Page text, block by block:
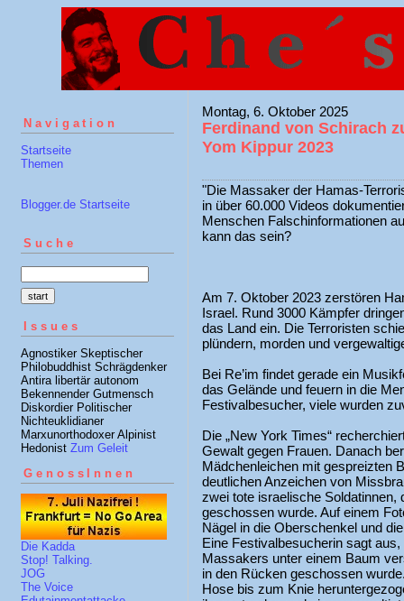
Navigation
Startseite
Themen
Blogger.de Startseite
Suche
Issues
Agnostiker Skeptischer
Philobuddhist Schrägdenker
Antira libertär autonom
Bekennender Gutmensch
Diskordier Politischer
Nichteuklidianer
Marxunorthodoxer Alpinist
Hedonist Zum Geleit
GenossInnen
Die Kadda
Stop! Talking.
JOG
The Voice
Montag, 6. Oktober 2025
Ferdinand von Schirach
Yom Kippur 2023
"Die Massaker der Hamas-
in über 60.000 Videos
Menschen Falschinformationen
kann das sein?
Am 7. Oktober 2023 zerstören
Israel. Rund 3000 Kämpfer
das Land ein. Die Terroristen
plündern, morden und
Bei Re’im findet gerade ein
das Gelände und feuern in die
Festivalbesucher, viele wurden
Die „New York Times“
Gewalt gegen Frauen. Danach
Mädchenleichen mit gespreizten
deutlichen Anzeichen von
zwei tote israelische Soldatinnen,
geschossen wurde. Auf einem
Nägel in die Oberschenkel und
Eine Festivalbesucherin sagt
Massakers unter einem Baum
in den Rücken geschossen
Hose bis zum Knie